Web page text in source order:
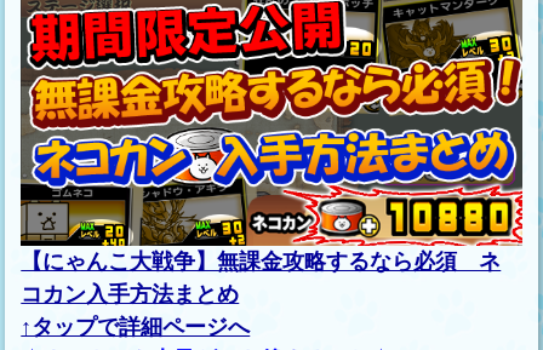
【にゃんこ大戦争】無課金攻略するなら必須 ネ
コカン入手方法まとめ
↑タップで詳細ページへ